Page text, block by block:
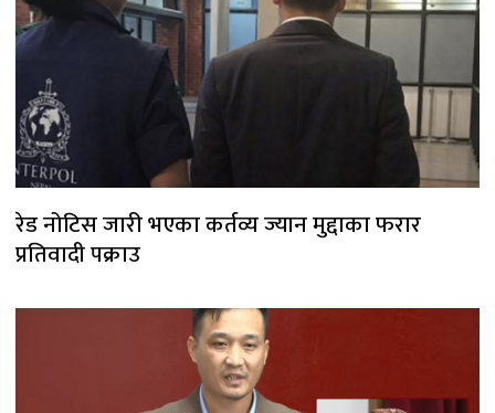
रेड नोटिस जारी भएका कर्तव्य ज्यान मुद्दाका फरार
प्रतिवादी पक्राउ